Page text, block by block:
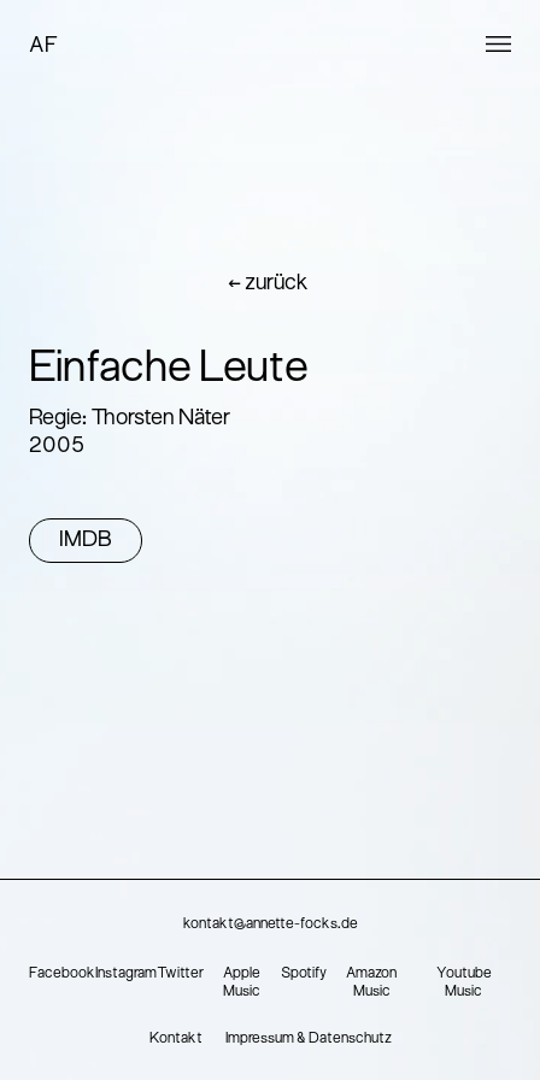
AF
← zurück
Einfache Leute
Regie: Thorsten Näter
2005
IMDB
Facebook Instagram Twitter
Apple
Music
Spotify
Amazon
Music
Youtube
Music
kontakt@annette-focks.de
Kontakt Impressum & Datenschutz